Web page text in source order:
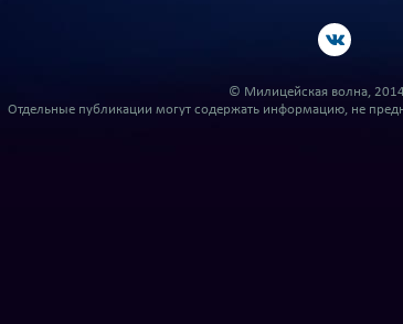
© Милицейская волна,
Отдельные публикации могут содержать информацию, не